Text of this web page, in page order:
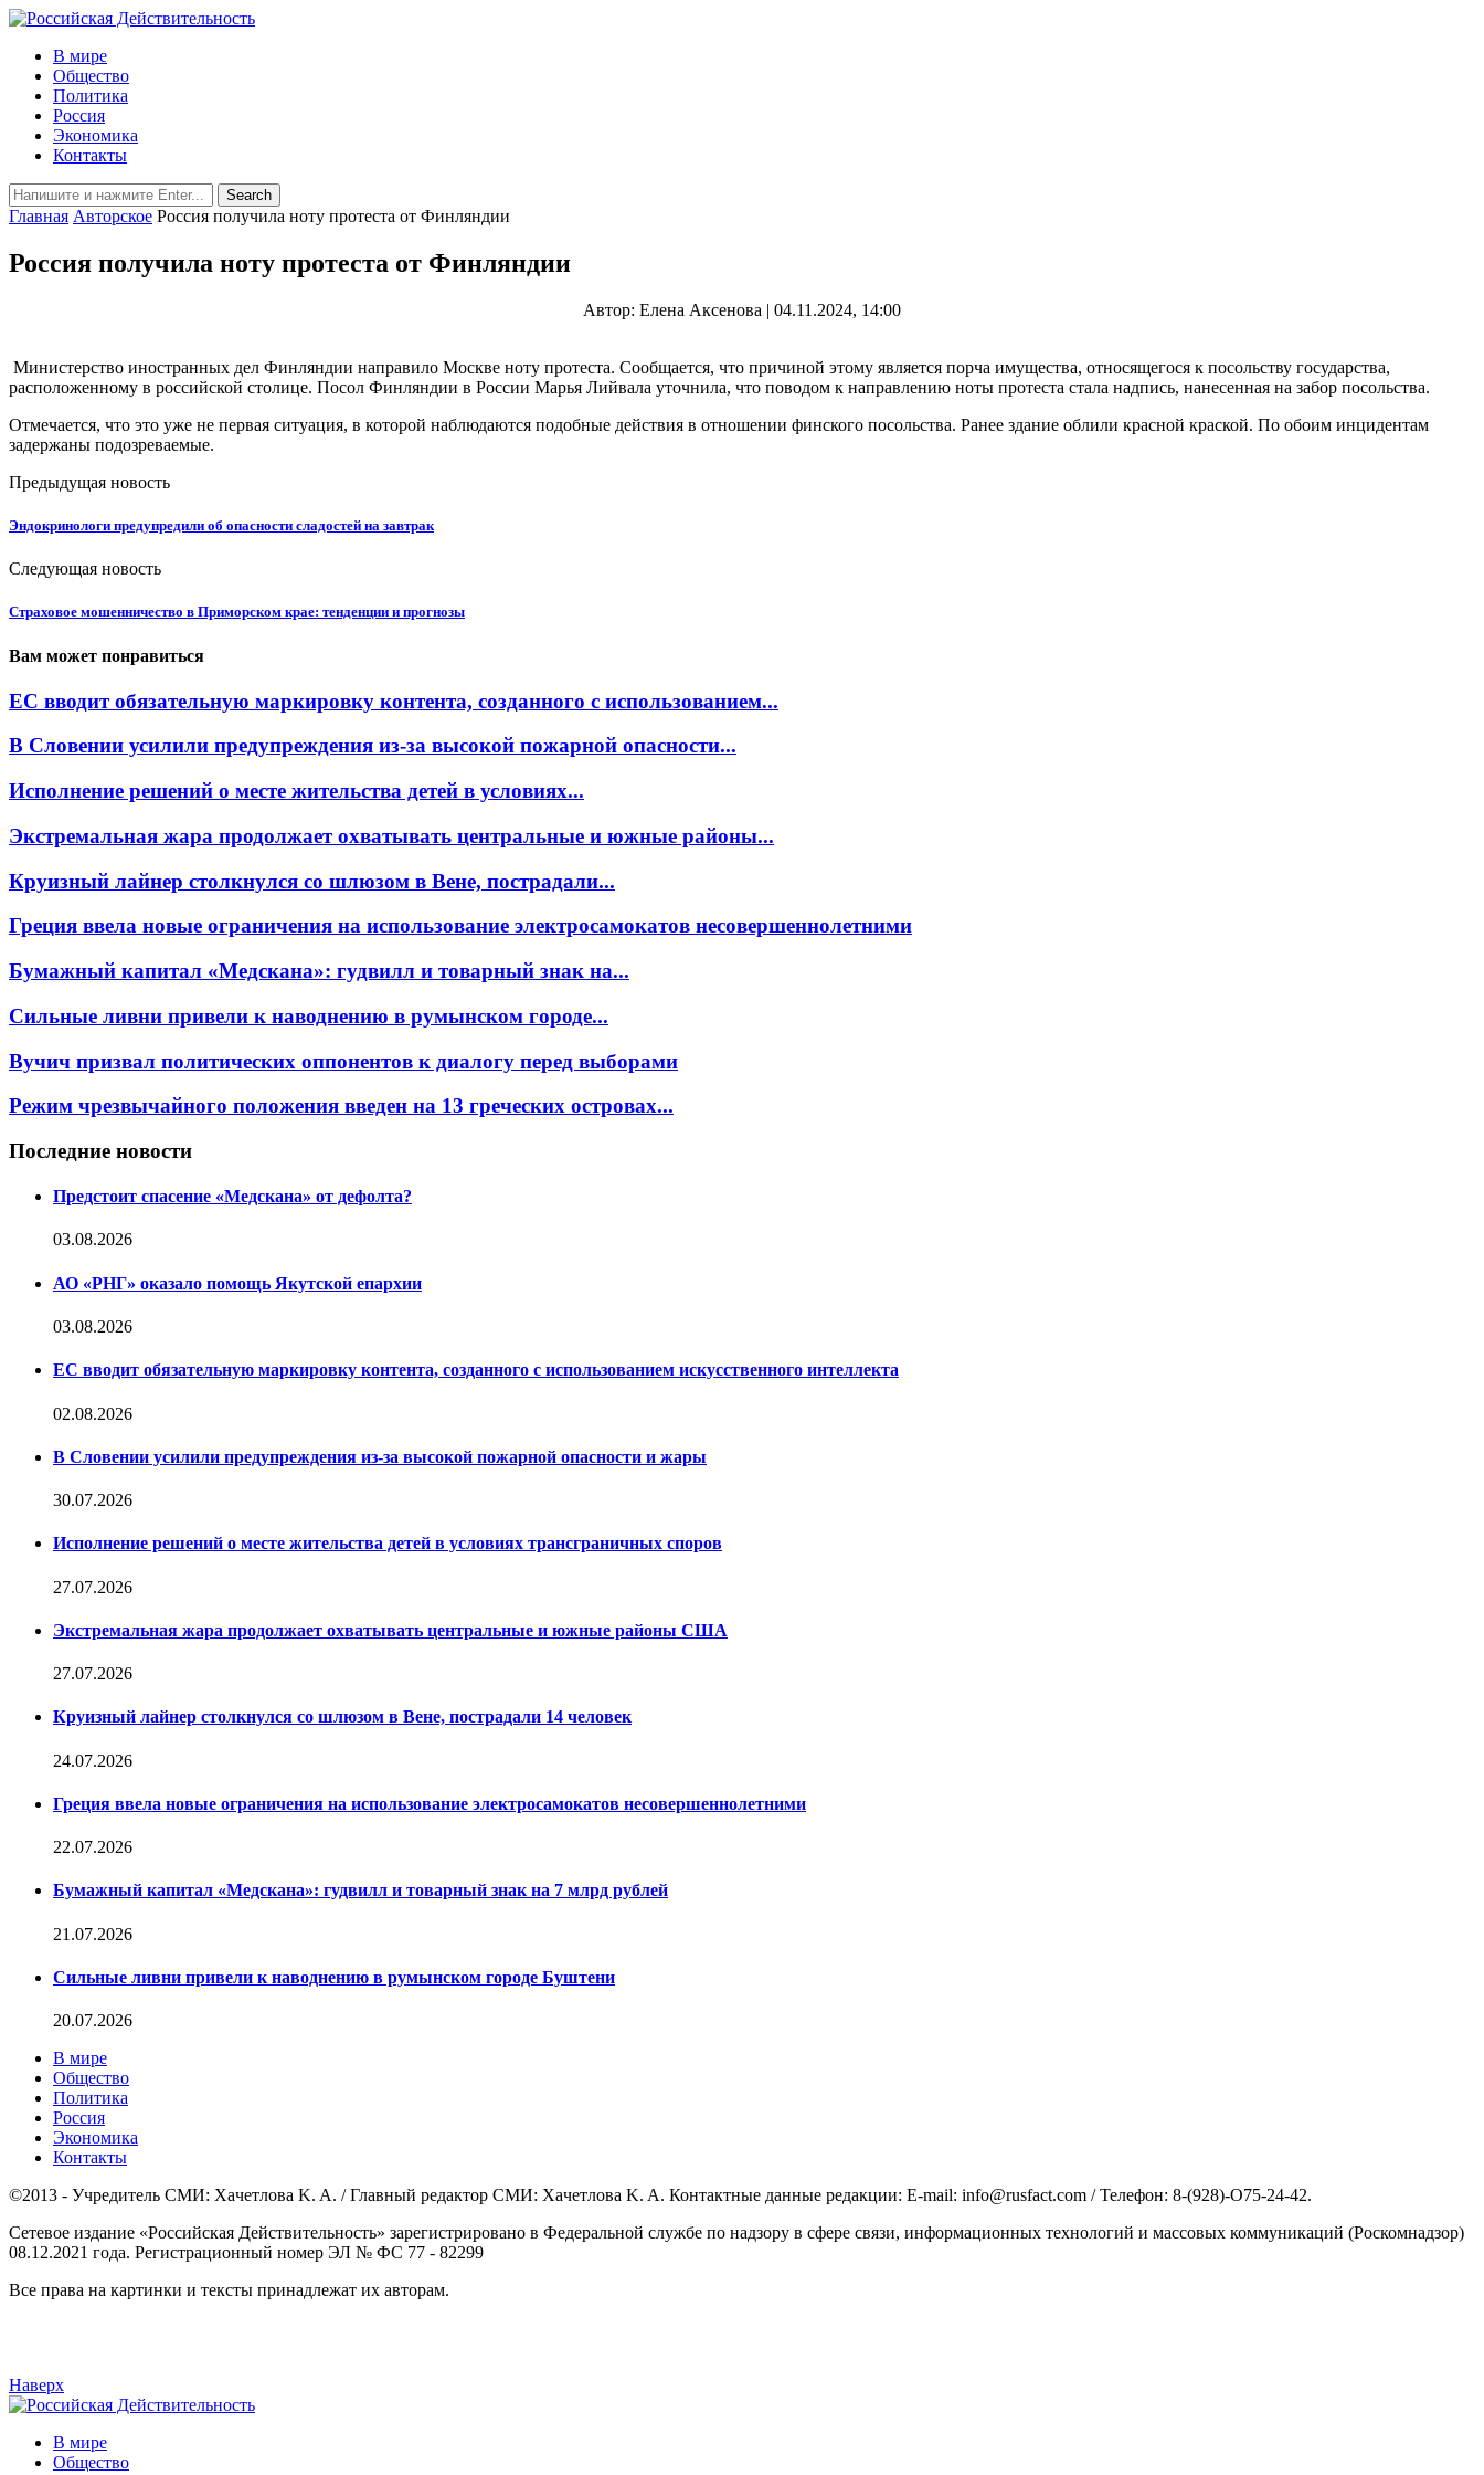
В мире
Общество
Политика
Россия
Экономика
Контакты
Главная Авторское Россия получила ноту протеста от Финляндии
Россия получила ноту протеста от Финляндии
Автор: Елена Аксенова | 04.11.2024, 14:00
Министерство иностранных дел Финляндии направило Москве ноту протеста. Сообщается, что причиной этому является порча имущества, относящегося к посольству государства,
расположенному в российской столице. Посол Финляндии в России Марья Лийвала уточнила, что поводом к направлению ноты протеста стала надпись, нанесенная на забор посольства.
Отмечается, что это уже не первая ситуация, в которой наблюдаются подобные действия в отношении финского посольства. Ранее здание облили красной краской. По обоим инцидентам
задержаны подозреваемые.
Предыдущая новость
Эндокринологи предупредили об опасности сладостей на завтрак
Следующая новость
Страховое мошенничество в Приморском крае: тенденции и прогнозы
Вам может понравиться
ЕС вводит обязательную маркировку контента, созданного с использованием...
В Словении усилили предупреждения из-за высокой пожарной опасности...
Исполнение решений о месте жительства детей в условиях...
Экстремальная жара продолжает охватывать центральные и южные районы...
Круизный лайнер столкнулся со шлюзом в Вене, пострадали...
Греция ввела новые ограничения на использование электросамокатов несовершеннолетними
Бумажный капитал «Медскана»: гудвилл и товарный знак на...
Сильные ливни привели к наводнению в румынском городе...
Вучич призвал политических оппонентов к диалогу перед выборами
Режим чрезвычайного положения введен на 13 греческих островах...
Последние новости
Предстоит спасение «Медскана» от дефолта?
03.08.2026
АО «РНГ» оказало помощь Якутской епархии
03.08.2026
ЕС вводит обязательную маркировку контента, созданного с использованием искусственного интеллекта
02.08.2026
В Словении усилили предупреждения из-за высокой пожарной опасности и жары
30.07.2026
Исполнение решений о месте жительства детей в условиях трансграничных споров
27.07.2026
Экстремальная жара продолжает охватывать центральные и южные районы США
27.07.2026
Круизный лайнер столкнулся со шлюзом в Вене, пострадали 14 человек
24.07.2026
Греция ввела новые ограничения на использование электросамокатов несовершеннолетними
22.07.2026
Бумажный капитал «Медскана»: гудвилл и товарный знак на 7 млрд рублей
21.07.2026
Сильные ливни привели к наводнению в румынском городе Буштени
20.07.2026
В мире
Общество
Политика
Россия
Экономика
Контакты
©2013 - Учредитель СМИ: Xaчeтлoвa K. A. / Главный редактор СМИ: Xaчeтлoвa K. A. Контактные данные редакции: E-mail: info@rusfact.com / Телефон: 8-(928)-O75-24-42.
Сетевое издание «Российская Действительность» зарегистрировано в Федеральной службе по надзору в сфере связи, информационных технологий и массовых коммуникаций (Роскомнадзор)
08.12.2021 года. Регистрационный номер ЭЛ № ФС 77 - 82299
Все права на картинки и тексты принадлежат их авторам.
Наверх
В мире
Общество